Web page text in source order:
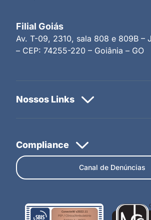
Filial Goiás
Av. T-09, 2310, sala 808 e 809B –
– CEP: 74255-220 – Goiânia – GO
Canal de Denúncias